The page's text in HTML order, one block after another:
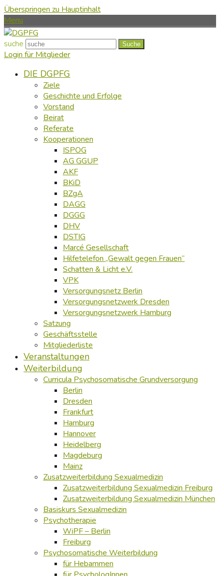
Überspringen zu Hauptinhalt
Menu
suche Suche
Login für Mitglieder
DIE DGPFG
Ziele
Geschichte und Erfolge
Vorstand
Beirat
Referate
Kooperationen
ISPOG
AG GGUP
AKF
BKiD
BZgA
DAGG
DGGG
DHV
DSTIG
Marcé Gesellschaft
Hilfetelefon „Gewalt gegen Frauen“
Schatten & Licht e.V.
VPK
Versorgungsnetz Berlin
Versorgungsnetzwerk Dresden
Versorgungsnetzwerk Hamburg
Satzung
Geschäftsstelle
Mitgliederliste
Veranstaltungen
Weiterbildung
Curricula Psychosomatische Grundversorgung
Berlin
Dresden
Frankfurt
Hamburg
Hannover
Heidelberg
Magdeburg
Mainz
Zusatzweiterbildung Sexualmedizin
Zusatzweiterbildung Sexualmedizin Freiburg
Zusatzweiterbildung Sexualmedizin München
Basiskurs Sexualmedizin
Psychotherapie
WiPF – Berlin
Freiburg
Psychosomatische Weiterbildung
für Hebammen